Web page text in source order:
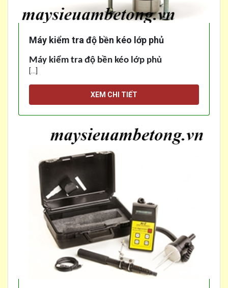
Máy kiểm tra độ bền kéo lớp phủ
Máy kiểm tra độ bền kéo lớp phủ
[...]
XEM CHI TIẾT